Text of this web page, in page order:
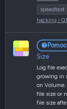
speedtest
hacking i
Pomoc
Size
Log file
growing in
on
file size or
file size